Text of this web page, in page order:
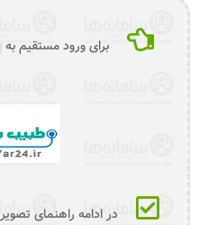
برای ورود مستقیم به